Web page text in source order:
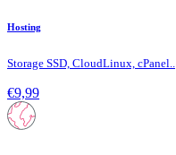
Hosting
Storage SSD, CloudLinux, cPanel..
€9,99